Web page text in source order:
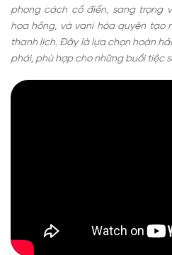
phong cách cổ điển, sang trọng
hoa hồng, và vani hòa quyện tạo
thanh lịch. Đây là lựa chọn hoàn
phái, phù hợp cho những buổi tiệc